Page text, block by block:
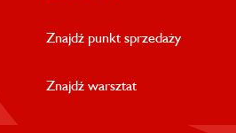
Znajdź punkt sprzedaży
Znajdź warsztat